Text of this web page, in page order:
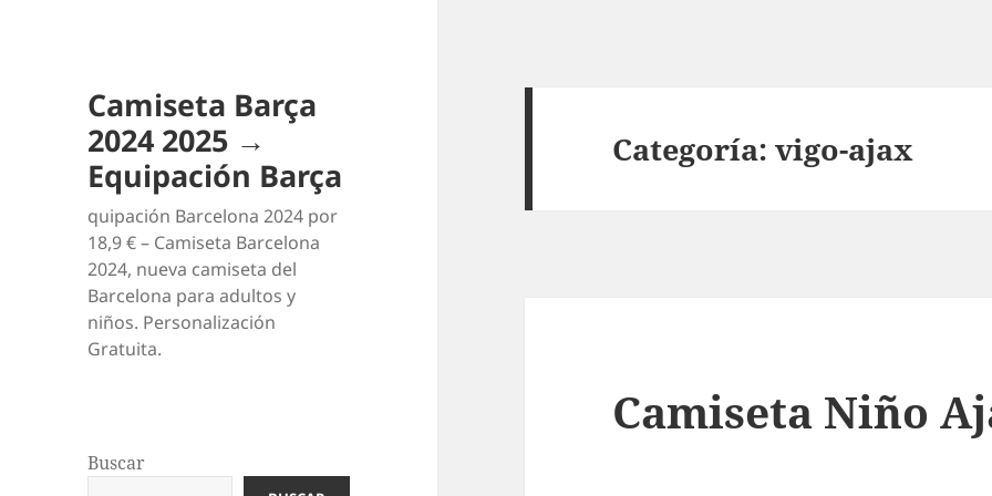
Camiseta Barça
2024 2025 →
Equipación Barça
quipación Barcelona 2024 por
18,9 € – Camiseta Barcelona
2024, nueva camiseta del
Barcelona para adultos y
niños. Personalización
Gratuita.
Buscar
Categoría:vigo-ajax
Camiseta Niño